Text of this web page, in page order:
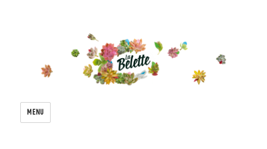
Le blog de la belette
MENU